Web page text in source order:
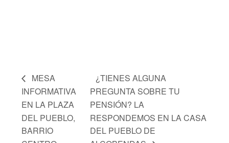
MESA
INFORMATIVA
EN LA PLAZA
DEL PUEBLO,
BARRIO
¿TIENES ALGUNA
PREGUNTA SOBRE TU
PENSIÓN? LA
RESPONDEMOS EN LA CASA
DEL PUEBLO DE